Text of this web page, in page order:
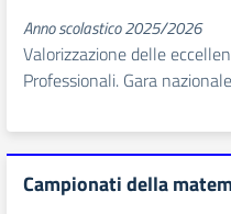
Anno scolastico 2025/2026
Valorizzazione delle
Professionali. Gara
Campionati della